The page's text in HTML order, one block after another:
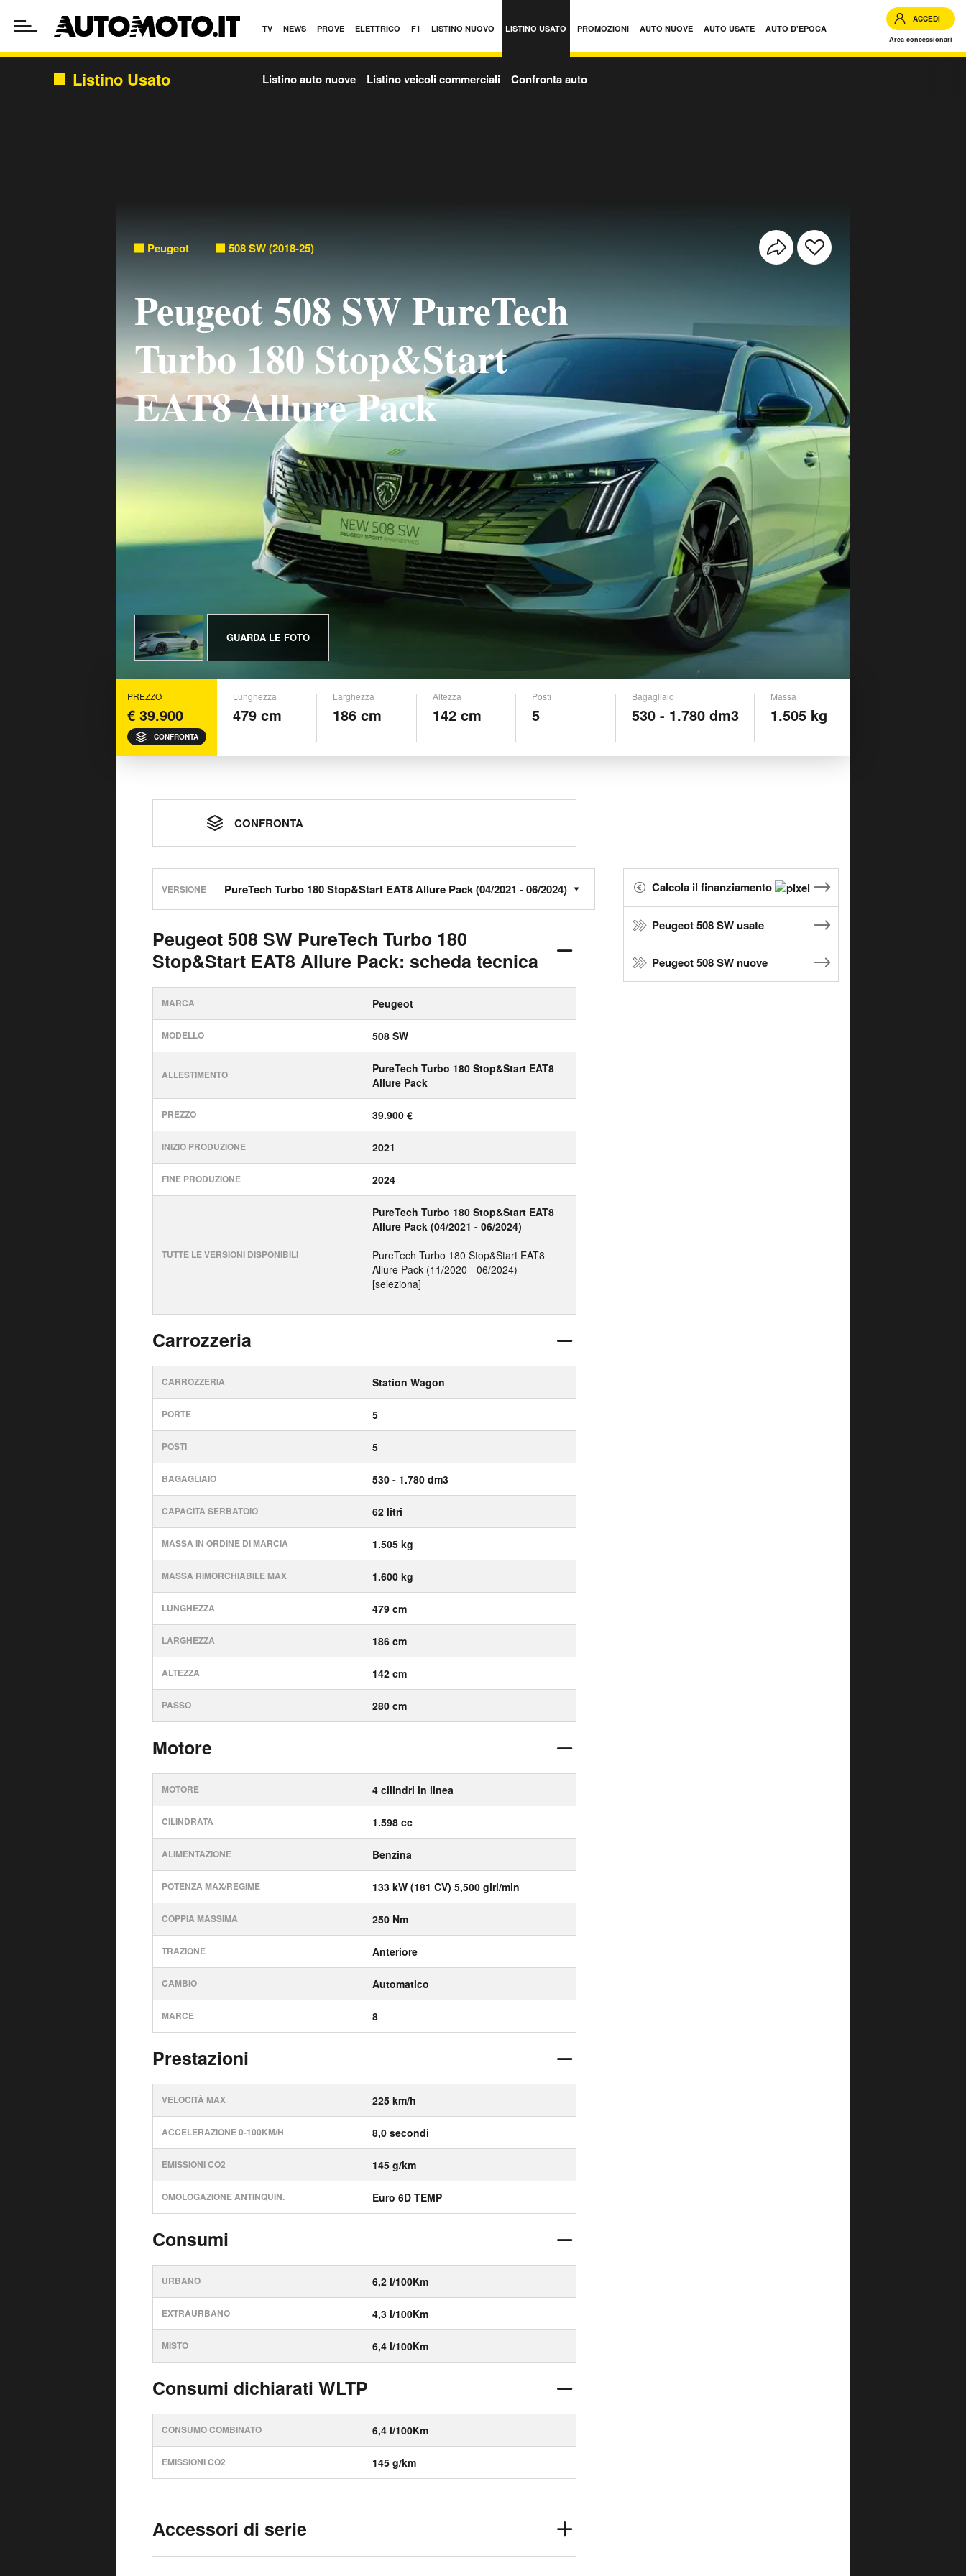
TV NEWS PROVE ELETTRICO F1 LISTINO NUOVO LISTINO USATO PROMOZIONI AUTO NUOVE AUTO USATE AUTO D'EPOCA
ACCEDI
Area concessionari
Listino Usato Listino auto nuove Listino veicoli commerciali Confronta auto
Peugeot 508 SW (2018-25)
Peugeot 508 SW PureTech
Turbo 180 Stop&Start
EAT8 Allure Pack
GUARDA LE FOTO
PREZZO
€ 39.900
CONFRONTA
Lunghezza
479 cm
Larghezza
186 cm
Altezza
142 cm
Posti
5
Bagagliaio
530 - 1.780 dm3
Massa
1.505 kg
CONFRONTA
VERSIONE
Peugeot 508 SW PureTech Turbo 180
Stop&Start EAT8 Allure Pack: scheda tecnica
MARCA Peugeot
MODELLO 508 SW
ALLESTIMENTO
PureTech Turbo 180 Stop&Start EAT8
Allure Pack
PREZZO 39.900 €
INIZIO PRODUZIONE 2021
FINE PRODUZIONE 2024
TUTTE LE VERSIONI DISPONIBILI
PureTech Turbo 180 Stop&Start EAT8
Allure Pack (04/2021 - 06/2024)
PureTech Turbo 180 Stop&Start EAT8
Allure Pack (11/2020 - 06/2024)
[seleziona]
Carrozzeria
CARROZZERIA Station Wagon
PORTE 5
POSTI 5
BAGAGLIAIO 530 - 1.780 dm3
CAPACITÀ SERBATOIO 62 litri
MASSA IN ORDINE DI MARCIA 1.505 kg
MASSA RIMORCHIABILE MAX 1.600 kg
LUNGHEZZA 479 cm
LARGHEZZA 186 cm
ALTEZZA 142 cm
PASSO 280 cm
Motore
MOTORE 4 cilindri in linea
CILINDRATA 1.598 cc
ALIMENTAZIONE Benzina
POTENZA MAX/REGIME 133 kW (181 CV) 5,500 giri/min
COPPIA MASSIMA 250 Nm
TRAZIONE Anteriore
CAMBIO Automatico
MARCE 8
Prestazioni
VELOCITÀ MAX 225 km/h
ACCELERAZIONE 0-100KM/H 8,0 secondi
EMISSIONI CO2 145 g/km
OMOLOGAZIONE ANTINQUIN. Euro 6D TEMP
Consumi
URBANO 6,2 l/100Km
EXTRAURBANO 4,3 l/100Km
MISTO 6,4 l/100Km
Consumi dichiarati WLTP
CONSUMO COMBINATO 6,4 l/100Km
EMISSIONI CO2 145 g/km
Accessori di serie
Calcola il finanziamento
Peugeot 508 SW usate
Peugeot 508 SW nuove